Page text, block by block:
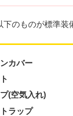
のものが標準装
カバー
(空気入れ)
ラップ